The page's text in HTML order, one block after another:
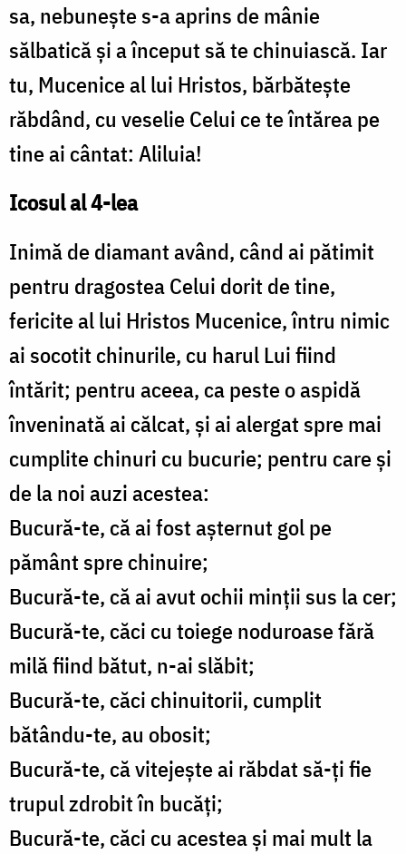
sa, nebuneşte s-a aprins de mânie
sălbatică şi a început să te chinuiască. Iar
tu, Mucenice al lui Hristos, bărbăteşte
răbdând, cu veselie Celui ce te întărea pe
tine ai cântat: Aliluia!
Icosul al 4-lea
Inimă de diamant având, când ai pătimit
pentru dragostea Celui dorit de tine,
fericite al lui Hristos Mucenice, întru nimic
ai socotit chinurile, cu harul Lui fiind
întărit; pentru aceea, ca peste o aspidă
înveninată ai călcat, şi ai alergat spre mai
cumplite chinuri cu bucurie; pentru care şi
de la noi auzi acestea:
Bucură-te, că ai fost aşternut gol pe
pământ spre chinuire;
Bucură-te, că ai avut ochii minţii sus la cer;
Bucură-te, căci cu toiege noduroase fără
milă fiind bătut, n-ai slăbit;
Bucură-te, căci chinuitorii, cumplit
bătându-te, au obosit;
Bucură-te, că vitejeşte ai răbdat să-ţi fie
trupul zdrobit în bucăţi;
Bucură-te, căci cu acestea şi mai mult la